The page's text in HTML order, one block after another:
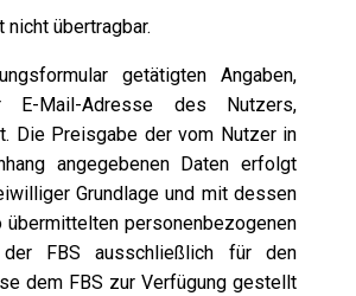
übertragbar.
getätigten Angaben,
E-Mail-Adresse des Nutzers,
Die Preisgabe der vom Nutzer in
angegebenen Daten erfolgt
Grundlage und mit dessen
übermittelten personenbezogenen
FBS ausschließlich für den
dem FBS zur Verfügung gestellt